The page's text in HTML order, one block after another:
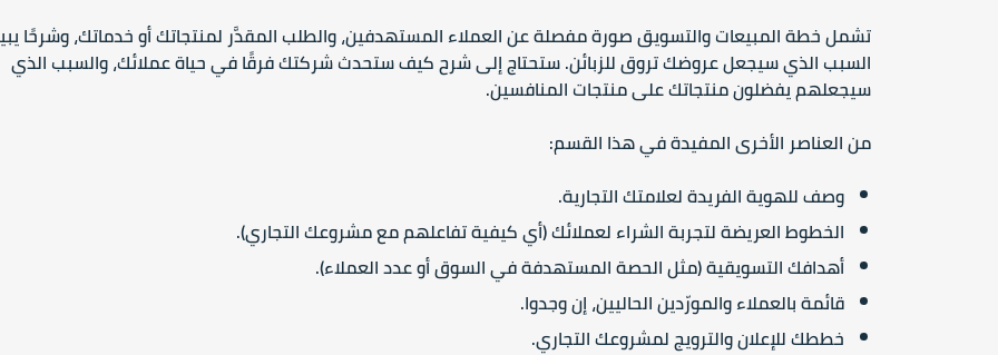
تشمل خطة المبيعات والتسويق صورة مفصلة عن العملاء المستهدفين، والطلب المقدَّر لمنتجاتك أو خدماتك، وشرحًا
السبب الذي سيجعل عروضك تروق للزبائن. ستحتاج إلى شرح كيف ستحدث شركتك فرقًا في حياة عملائك، والسبب الذي
سيجعلهم يفضلون منتجاتك على منتجات المنافسين.
من العناصر الأخرى المفيدة في هذا القسم:
وصف للهوية الفريدة لعلامتك التجارية.
الخطوط العريضة لتجربة الشراء لعملائك (أي كيفية تفاعلهم مع مشروعك التجاري).
أهدافك التسويقية (مثل الحصة المستهدفة في السوق أو عدد العملاء).
قائمة بالعملاء والمورّدين الحاليين، إن وجدوا.
خططك للإعلان والترويج لمشروعك التجاري.